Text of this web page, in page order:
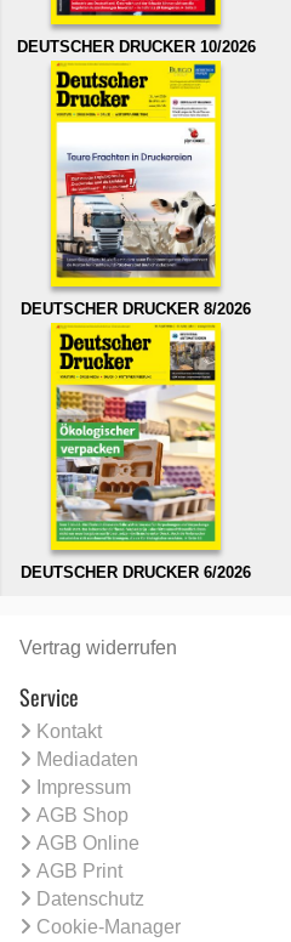
DEUTSCHER DRUCKER 10/2026
DEUTSCHER DRUCKER 8/2026
DEUTSCHER DRUCKER 6/2026
Vertrag widerrufen
Service
Kontakt
Mediadaten
Impressum
AGB Shop
AGB Online
AGB Print
Datenschutz
Cookie-Manager